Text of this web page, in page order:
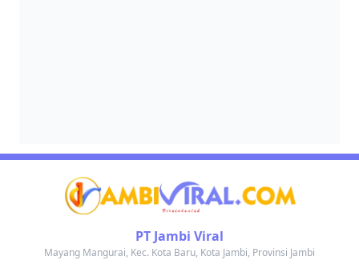
PT Jambi Viral
Mayang Mangurai, Kec. Kota Baru, Kota Jambi, Provinsi Jambi